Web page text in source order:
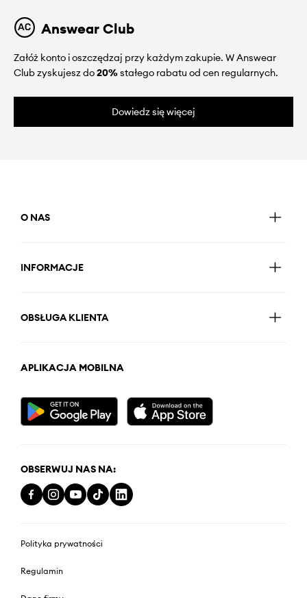
Answear Club
Załóż konto i oszczędzaj przy każdym zakupie. W Answear
Club zyskujesz do20%stałego rabatu od cen regularnych.
Dowiedz się więcej
O NAS
INFORMACJE
OBSŁUGA KLIENTA
APLIKACJA MOBILNA
OBSERWUJ NAS NA:
Polityka prywatności
Regulamin